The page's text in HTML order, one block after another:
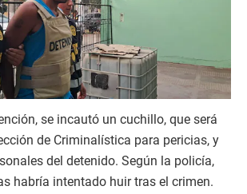
se incautó un cuchillo, que será
de Criminalística para pericias, y
del detenido. Según la policía,
habría intentado huir tras el crimen.